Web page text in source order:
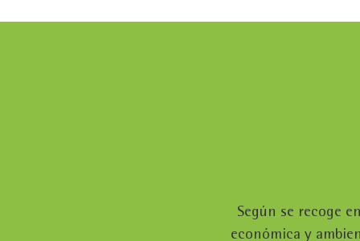
Según se recoge
económica y